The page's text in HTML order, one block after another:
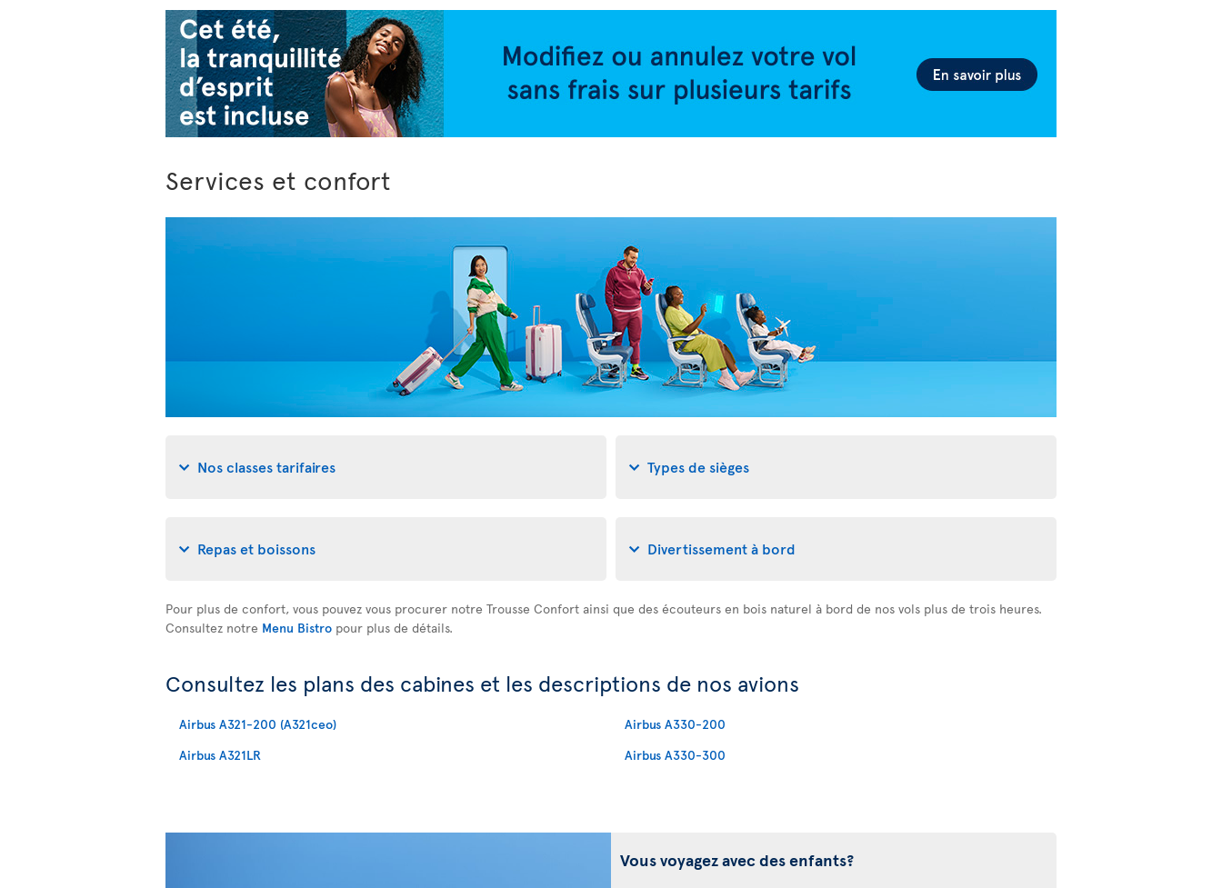
Services et confort
Nos classes tarifaires Types de sièges
Repas et boissons Divertissement à bord
Pour plus de confort, vous pouvez vous procurer notre Trousse Confort ainsi que des écouteurs en bois naturel à bord de nos vols plus de trois heures.
Consultez notre Menu Bistro pour plus de détails.
Consultez les plans des cabines et les descriptions de nos avions
Airbus A321-200 (A321ceo)
Airbus A321LR
Airbus A330-200
Airbus A330-300
Vous voyagez avec des enfants?